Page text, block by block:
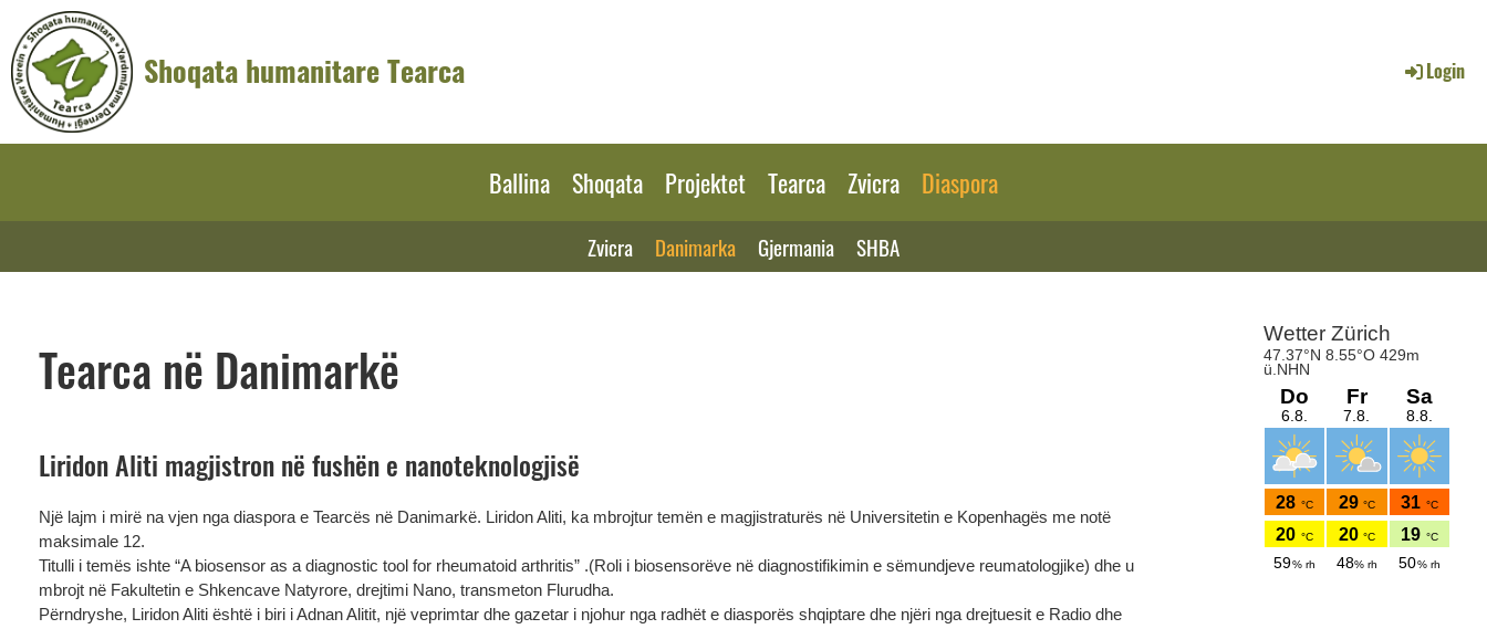
Shoqata humanitare Tearca Login
Ballina Shoqata Projektet Tearca Zvicra Diaspora
Zvicra Danimarka Gjermania SHBA
Tearca në Danimarkë
Liridon Aliti magjistron në fushën e nanoteknologjisë
Një lajm i mirë na vjen nga diaspora e Tearcës në Danimarkë. Liridon Aliti, ka mbrojtur temën e magjistraturës në Universitetin e Kopenhagës me notë
maksimale 12.
Titulli i temës ishte “A biosensor as a diagnostic tool for rheumatoid arthritis” .(Roli i biosensorëve në diagnostifikimin e sëmundjeve reumatologjike) dhe u
mbrojt në Fakultetin e Shkencave Natyrore, drejtimi Nano, transmeton Flurudha.
Përndryshe, Liridon Aliti është i biri i Adnan Alitit, një veprimtar dhe gazetar i njohur nga radhët e diasporës shqiptare dhe njëri nga drejtuesit e Radio dhe